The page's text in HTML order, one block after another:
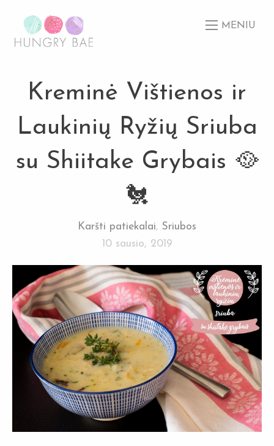
MENIU
Kreminė Vištienos ir
Laukinių Ryžių Sriuba
su Shiitake Grybais 🥘
🐔
Karšti patiekalai, Sriubos
10 sausio, 2019